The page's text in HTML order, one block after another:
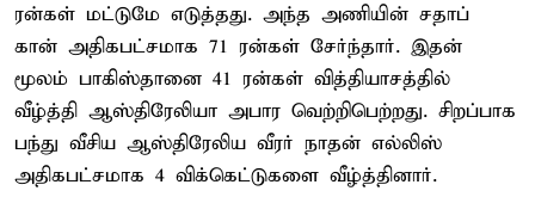
ரன்கள் மட்டுமே எடுத்தது. அந்த அணியின் சதாப்
கான் அதிகபட்சமாக 71 ரன்கள் சேர்ந்தார். இதன்
மூலம் பாகிஸ்தானை 41 ரன்கள் வித்தியாசத்தில்
வீழ்த்தி ஆஸ்திரேலியா அபார வெற்றிபெற்றது. சிறப்பாக
பந்து வீசிய ஆஸ்திரேலிய வீரர் நாதன் எல்லிஸ்
அதிகபட்சமாக 4 விக்கெட்டுகளை வீழ்த்தினார்.